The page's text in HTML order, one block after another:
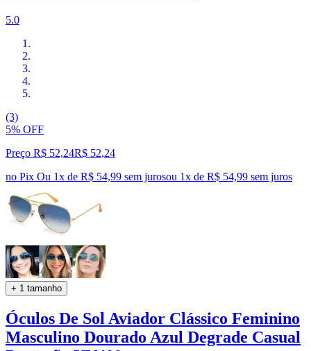
5.0
(3)
5% OFF
Preço R$ 52,24R$ 52,24
no Pix Ou 1x de R$ 54,99 sem jurosou 1x de R$ 54,99 sem juros
+ 1 tamanho
Óculos De Sol Aviador Clássico Feminino
Masculino Dourado Azul Degrade Casual